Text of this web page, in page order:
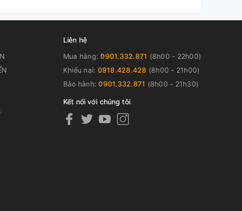
Liên hệ
Mua hàng:0901.332.871 (8h00 - 22h00)
Khiếu nại: 0918.428.428 (8h00 - 21h00)
Bảo hành:0901.332.871 (8h00 - 21h30)
Kết nối với chúng tôi